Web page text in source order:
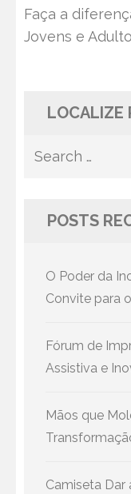
Faça a
Jovens e
LOCALIZE
Search
POSTS
O Poder da
Convite para
Fórum de
Assistiva e
Mãos que
Camiseta Dar